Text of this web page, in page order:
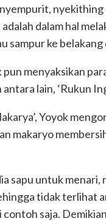
dalam hal
sampur ke
menyaksikan
lain, ‘Rukun
Yoyok
makaryo
sapu untuk
tidak terlihat
saja.